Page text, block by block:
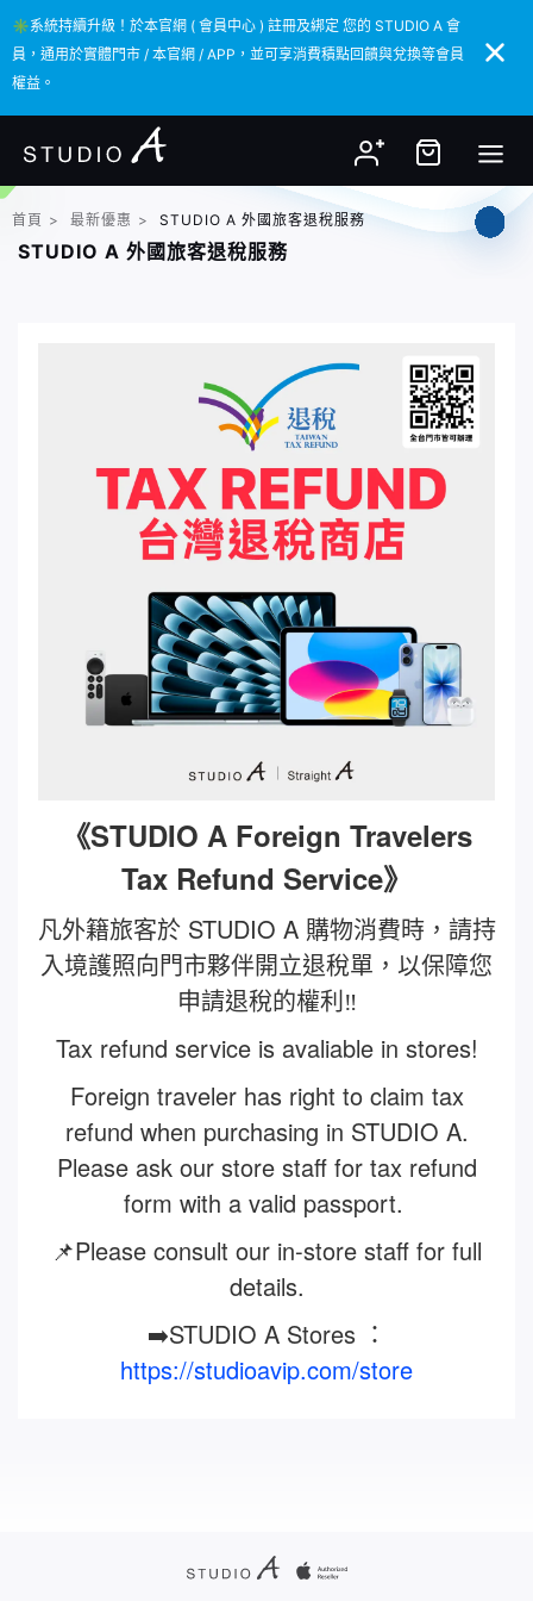
✳️系統持續升級！於本官網 ( 會員中心 ) 註冊及綁定 您的 STUDIO A 會
員，通用於實體門市 / 本官網 / APP，並可享消費積點回饋與兌換等會員
權益。
✳️系統持續升級！於本官網 ( 會員中心 ) 註冊及綁定 您的 STUDIO A 會
員，通用於實體門市 / 本官網 / APP，並可享消費積點回饋與兌換等會員
權益。
首頁 > 最新優惠 > STUDIO A 外國旅客退稅服務
STUDIO A 外國旅客退稅服務
《STUDIO A Foreign Travelers
Tax Refund Service》
凡外籍旅客於 STUDIO A 購物消費時，請持
入境護照向門市夥伴開立退稅單，以保障您
申請退稅的權利‼
Tax refund service is avaliable in stores!
Foreign traveler has right to claim tax
refund when purchasing in STUDIO A.
Please ask our store staff for tax refund
form with a valid passport.
📌Please consult our in-store staff for full
details.
➡️STUDIO A Stores ：
https://studioavip.com/store